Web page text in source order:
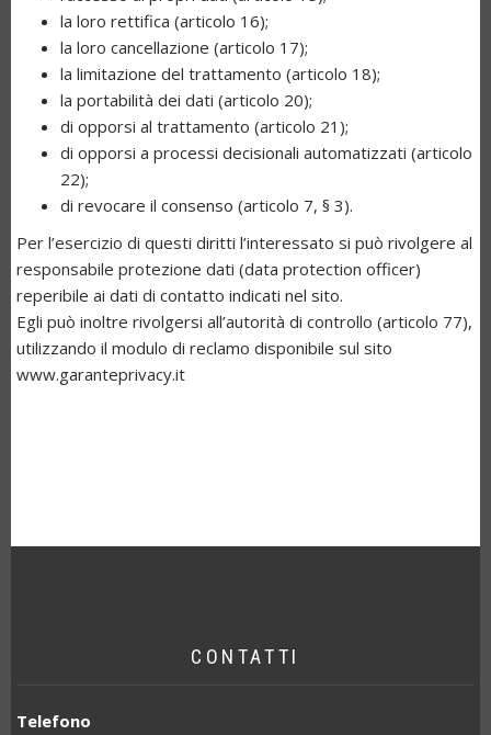
la loro rettifica (articolo 16);
la loro cancellazione (articolo 17);
la limitazione del trattamento (articolo 18);
la portabilità dei dati (articolo 20);
di opporsi al trattamento (articolo 21);
di opporsi a processi decisionali automatizzati (articolo
22);
di revocare il consenso (articolo 7, § 3).
Per l’esercizio di questi diritti l’interessato si può rivolgere al
responsabile protezione dati (data protection officer)
reperibile ai dati di contatto indicati nel sito.
Egli può inoltre rivolgersi all’autorità di controllo (articolo 77),
utilizzando il modulo di reclamo disponibile sul sito
www.garanteprivacy.it
CONTATTI
Telefono